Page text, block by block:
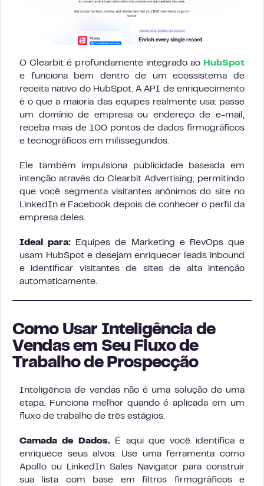
O Clearbit é profundamente integrado ao HubSpot
e funciona bem dentro de um ecossistema de
receita nativo do HubSpot. A API de enriquecimento
é o que a maioria das equipes realmente usa: passe
um domínio de empresa ou endereço de e-mail,
receba mais de 100 pontos de dados firmográficos
e tecnográficos em milissegundos.
Ele também impulsiona publicidade baseada em
intenção através do Clearbit Advertising, permitindo
que você segmenta visitantes anônimos do site no
LinkedIn e Facebook depois de conhecer o perfil da
empresa deles.
Ideal para: Equipes de Marketing e RevOps que
usam HubSpot e desejam enriquecer leads inbound
e identificar visitantes de sites de alta intenção
automaticamente.
Como Usar Inteligência de
Vendas em Seu Fluxo de
Trabalho de Prospecção
Inteligência de vendas não é uma solução de uma
etapa. Funciona melhor quando é aplicada em um
fluxo de trabalho de três estágios.
Camada de Dados.É aqui que você identifica e
enriquece seus alvos. Use uma ferramenta como
Apollo ou LinkedIn Sales Navigator para construir
sua lista com base em filtros firmográficos e